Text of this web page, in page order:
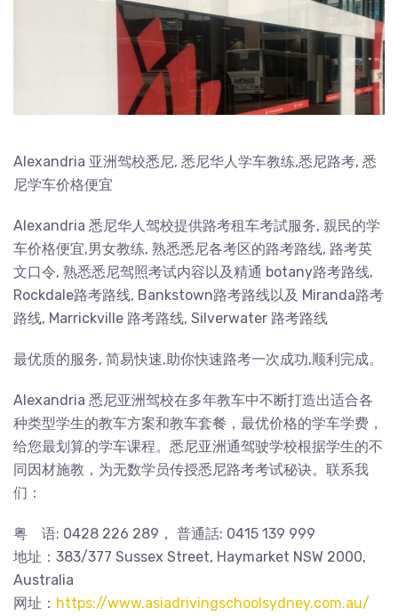
Alexandria 亚洲驾校悉尼, 悉尼华人学车教练,悉尼路考, 悉
尼学车价格便宜
Alexandria 悉尼华人驾校提供路考租车考試服务, 親民的学
车价格便宜,男女教练, 熟悉悉尼各考区的路考路线, 路考英
文口令, 熟悉悉尼驾照考试内容以及精通 botany路考路线,
Rockdale路考路线, Bankstown路考路线以及 Miranda路考
路线, Marrickville 路考路线, Silverwater 路考路线
最优质的服务, 简易快速,助你快速路考一次成功,顺利完成。
Alexandria 悉尼亚洲驾校在多年教车中不断打造出适合各
种类型学生的教车方案和教车套餐，最优价格的学车学费，
给您最划算的学车课程。悉尼亚洲通驾驶学校根据学生的不
同因材施教，为无数学员传授悉尼路考考试秘诀。联系我
们：
粤 语: 0428 226 289， 普通話: 0415 139 999
地址：383/377 Sussex Street, Haymarket NSW 2000,
Australia
网址： https://www.asiadrivingschoolsydney.com.au/